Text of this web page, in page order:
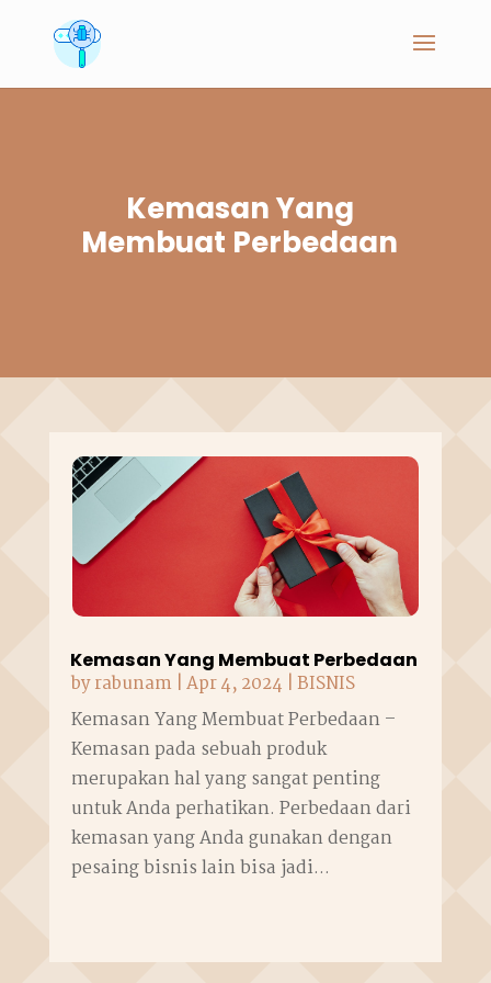
Kemasan Yang
Membuat Perbedaan
Kemasan Yang Membuat Perbedaan
byrabunam|Apr 4, 2024 |BISNIS
Kemasan Yang Membuat Perbedaan –
Kemasan pada sebuah produk
merupakan hal yang sangat penting
untuk Anda perhatikan. Perbedaan dari
kemasan yang Anda gunakan dengan
pesaing bisnis lain bisa jadi...